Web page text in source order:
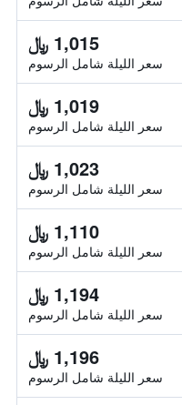
1,015 ﷼
سعر الليلة شامل الرسوم
1,019 ﷼
سعر الليلة شامل الرسوم
1,023 ﷼
سعر الليلة شامل الرسوم
1,110 ﷼
سعر الليلة شامل الرسوم
1,194 ﷼
سعر الليلة شامل الرسوم
1,196 ﷼
سعر الليلة شامل الرسوم